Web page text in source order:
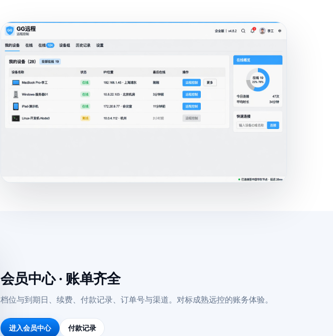
会员中心 · 账单齐全
档位与到期日、续费、付款记录、订单号与渠道。对标成熟远控的账务体验。
进入会员中心 付款记录